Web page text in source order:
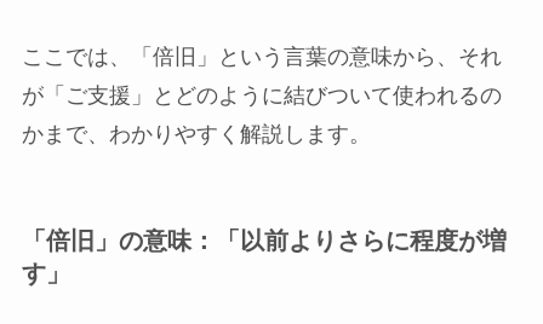
ここでは、「倍旧」という言葉の意味から、それ
が「ご支援」とどのように結びついて使われるの
かまで、わかりやすく解説します。
「倍旧」の意味：「以前よりさらに程度が増
す」